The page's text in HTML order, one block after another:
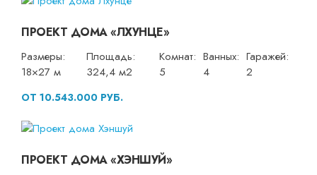
ПРОЕКТ ДОМА «ЛХУНЦЕ»
Размеры:
18×27 м
Площадь:
324,4 м2
Комнат:
5
Ванных:
4
Гаражей:
2
ОТ 10.543.000 РУБ.
ПРОЕКТ ДОМА «ХЭНШУЙ»